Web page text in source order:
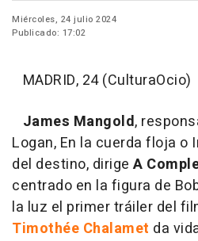
Miércoles, 24 julio 2024
Publicado: 17:02
MADRID, 24 (CulturaOcio)
James Mangold,
Logan, En la cuerda floja o
del destino, dirige A
centrado en la figura de
la luz el primer tráiler del
Timothée Chalamet da